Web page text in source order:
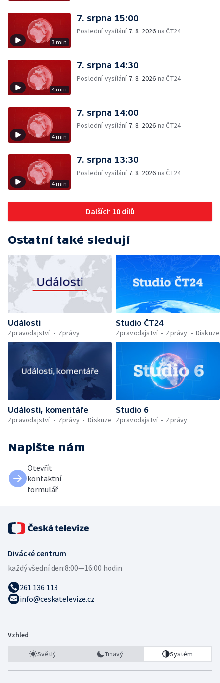
3 min
7. srpna 15:00
Poslední vysílání 7. 8. 2026 na ČT24
4 min
7. srpna 14:30
Poslední vysílání 7. 8. 2026 na ČT24
4 min
7. srpna 14:00
Poslední vysílání 7. 8. 2026 na ČT24
4 min
7. srpna 13:30
Poslední vysílání 7. 8. 2026 na ČT24
Dalších 10 dílů
Ostatní také sledují
Události
Zpravodajství
Zprávy
Studio ČT24
Zpravodajství
Zprávy Diskuze
Události, komentáře
Zpravodajství
Zprávy Diskuze
Studio 6
Zpravodajství
Zprávy
Napište nám
Otevřít
kontaktní
formulář
Divácké centrum
každý všední den:8:00—16:00 hodin
261 136 113
info@ceskatelevize.cz
Vzhled
Světlý Tmavý Systém